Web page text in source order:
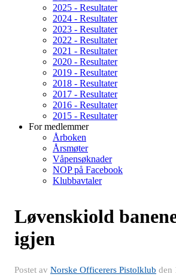
2025 - Resultater
2024 - Resultater
2023 - Resultater
2022 - Resultater
2021 - Resultater
2020 - Resultater
2019 - Resultater
2018 - Resultater
2017 - Resultater
2016 - Resultater
2015 - Resultater
For medlemmer
Årboken
Årsmøter
Våpensøknader
NOP på Facebook
Klubbavtaler
Løvenskiold
igjen
Postet av Norske Officerers Pistolklub den